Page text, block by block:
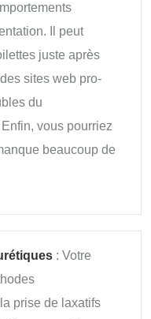
Il peut
juste après
sites web pro-
du
vous pourriez
beaucoup de
: Votre
prise de laxatifs